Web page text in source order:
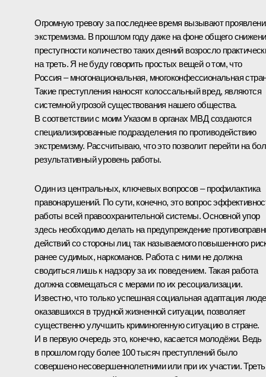
Огромную тревогу за последнее время вызывают
экстремизма. В прошлом году даже на фоне общего
преступности количество таких деяний возросло
на треть. Я не буду говорить простых вещей о том, что
Россия – многонациональная, многоконфессиональная
Такие преступления наносят колоссальный вред, являются
системной угрозой существования нашего общества.
В соответствии с моим Указом в органах МВД создаются
специализированные подразделения по противодействию
экстремизму. Рассчитываю, что это позволит перейти на
результативный уровень работы.
Один из центральных, ключевых вопросов – профилактика
правонарушений. По сути, конечно, это вопрос
работы всей правоохранительной системы. Основной упор
здесь необходимо делать на предупреждение
действий со стороны лиц так называемого повышенного
ранее судимых, наркоманов. Работа с ними не должна
сводиться лишь к надзору за их поведением. Такая работа
должна совмещаться с мерами по их ресоциализации.
Известно, что только успешная социальная адаптация
оказавшихся в трудной жизненной ситуации, позволяет
существенно улучшить криминогенную ситуацию в стране.
И в первую очередь это, конечно, касается молодёжи. Ведь
в прошлом году более 100 тысяч преступлений было
совершено несовершеннолетними или при их участии. Треть